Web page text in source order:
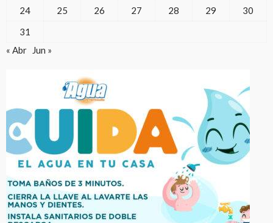
24
25 26 27 28 29
30
31
« Abr
Jun »